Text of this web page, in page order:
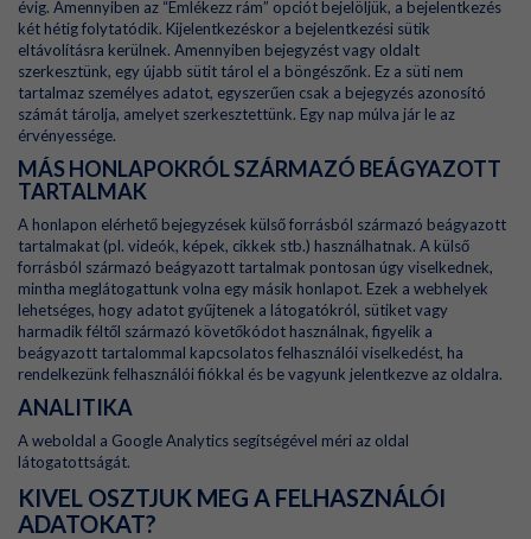
évig. Amennyiben az “Emlékezz rám” opciót bejelöljük, a bejelentkezés
két hétig folytatódik. Kijelentkezéskor a bejelentkezési sütik
eltávolításra kerülnek. Amennyiben bejegyzést vagy oldalt
szerkesztünk, egy újabb sütit tárol el a böngészőnk. Ez a süti nem
tartalmaz személyes adatot, egyszerűen csak a bejegyzés azonosító
számát tárolja, amelyet szerkesztettünk. Egy nap múlva jár le az
érvényessége.
MÁS HONLAPOKRÓL SZÁRMAZÓ BEÁGYAZOTT
TARTALMAK
A honlapon elérhető bejegyzések külső forrásból származó beágyazott
tartalmakat (pl. videók, képek, cikkek stb.) használhatnak. A külső
forrásból származó beágyazott tartalmak pontosan úgy viselkednek,
mintha meglátogattunk volna egy másik honlapot. Ezek a webhelyek
lehetséges, hogy adatot gyűjtenek a látogatókról, sütiket vagy
harmadik féltől származó követőkódot használnak, figyelik a
beágyazott tartalommal kapcsolatos felhasználói viselkedést, ha
rendelkezünk felhasználói fiókkal és be vagyunk jelentkezve az oldalra.
ANALITIKA
A weboldal a Google Analytics segítségével méri az oldal
látogatottságát.
KIVEL OSZTJUK MEG A FELHASZNÁLÓI
ADATOKAT?